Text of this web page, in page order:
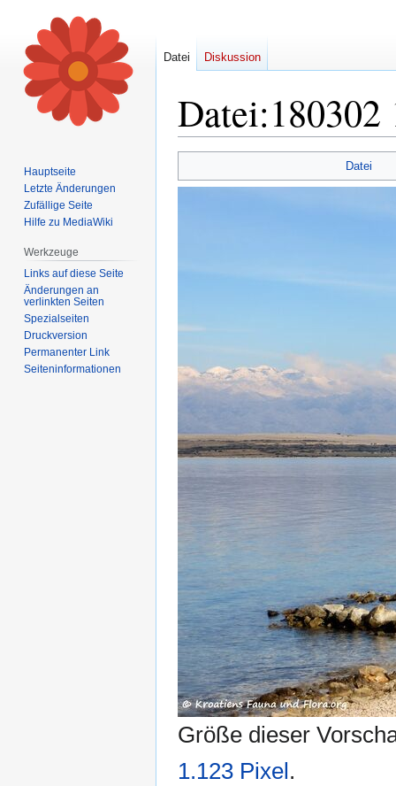
Datei:
Navigation
Suche
Datei
Größe dieser
1.123 Pixel.
Datei Diskussion
Hauptseite
Letzte Änderungen
Zufällige Seite
Hilfe zu MediaWiki
Werkzeuge
Links auf diese Seite
Änderungen an
verlinkten Seiten
Spezialseiten
Druckversion
Permanenter Link
Seiten­informationen